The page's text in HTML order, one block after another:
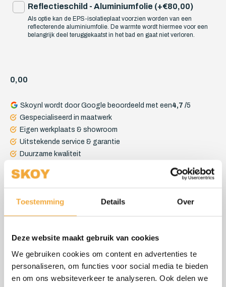
Toestemming Details Over
Deze website maakt gebruik van cookies
We gebruiken cookies om content en advertenties te
personaliseren, om functies voor social media te bieden
en om ons websiteverkeer te analyseren. Ook delen we
Reflectieschild - Aluminiumfolie (+€80,00)
Als optie kan de EPS-isolatieplaat voorzien worden van een
reflecterende aluminiumfolie. De warmte wordt hiermee voor een
belangrijk deel teruggekaatst in het bad en gaat niet verloren.
0,00
Skoy.nl wordt door Google beoordeeld met een4,7 /5
Gespecialiseerd in maatwerk
Eigen werkplaats & showroom
Uitstekende service & garantie
Duurzame kwaliteit
Beschrijving
Spacover rechthoek
Skoy Spacovers